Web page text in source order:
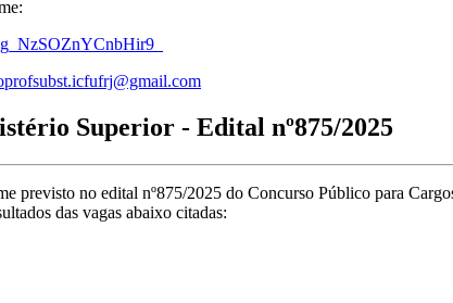
Superior - Edital nº875/2025
previsto no edital nº875/2025 do Concurso Público para
das vagas abaixo citadas: